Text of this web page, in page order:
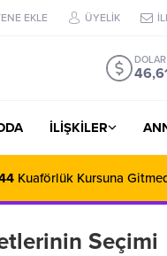
EKLE ÜYELİK
DOLAR
İLİŞKİLER
Kuaförlük Kursuna
Seçimi